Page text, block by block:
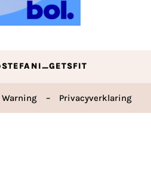
– Privacyverklaring